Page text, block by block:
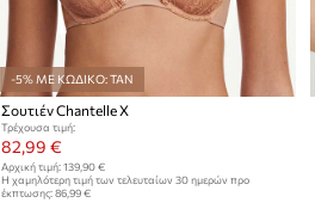
-5% ΜΕ ΚΩΔΙΚΟ: TAN
Σουτιέν Chantelle X
Τρέχουσα τιμή:
82,99 €
Αρχική τιμή: 139,90 €
Η χαμηλότερη τιμή των τελευταίων 30 ημερών προ
έκπτωσης: 86,99 €